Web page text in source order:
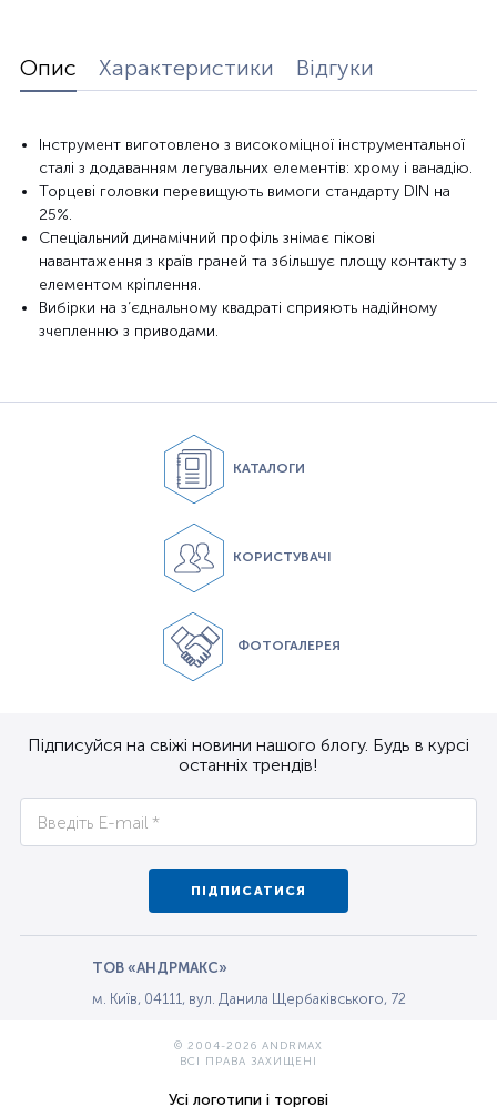
Опис Характеристики Відгуки
Інструмент виготовлено з високоміцної інструментальної
сталі з додаванням легувальних елементів: хрому і ванадію.
Торцеві головки перевищують вимоги стандарту DIN на
25%.
Спеціальний динамічний профіль знімає пікові
навантаження з країв граней та збільшує площу контакту з
елементом кріплення.
Вибірки на з’єднальному квадраті сприяють надійному
зчепленню з приводами.
КАТАЛОГИ
КОРИСТУВАЧІ
ФОТОГАЛЕРЕЯ
Підписуйся на свіжі новини нашого блогу. Будь в курсі
останніх трендів!
ПІДПИСАТИСЯ
ТОВ «АНДРМАКС»
м. Київ, 04111, вул. Данила Щербаківського, 72
© 2004-2026 ANDRMAX
ВСІ ПРАВА ЗАХИЩЕНІ
Усі логотипи і торгові